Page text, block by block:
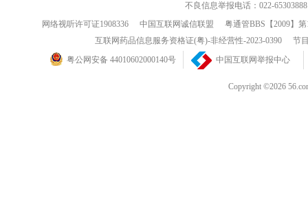
不良信息举报电话：022-65303888
网络视听许可证1908336
中国互联网诚信联盟
粤通管BBS【2009】
互联网药品信息服务资格证(粤)-非经营性-2023-0390
节
粤公网安备 44010602000140号
中国互联网举报中心
Copyright ©2026